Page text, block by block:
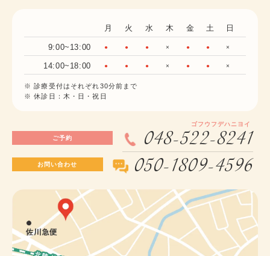
月 火 水 木 金 土 日
9:00~13:00 ● ● ● × ● ● ×
14:00~18:00 ● ● ● × ● ● ×
※ 診療受付はそれぞれ30分前まで
※ 休診日：木・日・祝日
ゴフウフデハニヨイ
ご予約 048-522-8241
お問い合わせ 050-1809-4596